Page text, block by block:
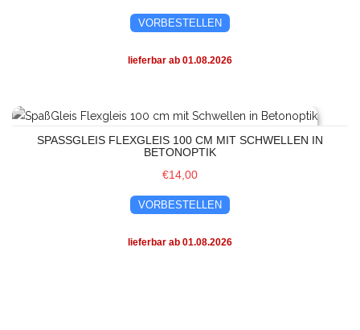
VORBESTELLEN
lieferbar ab 01.08.2026
SpaßGleis Flexgleis 100 cm mit Schwellen in Betonoptik
SPASSGLEIS FLEXGLEIS 100 CM MIT SCHWELLEN IN B
ETONOPTIK
€14,00
VORBESTELLEN
lieferbar ab 01.08.2026